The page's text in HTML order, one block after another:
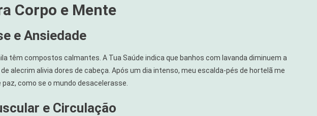
Corpo e Mente
e Ansiedade
têm compostos calmantes. A Tua Saúde indica que banhos com lavanda diminuem a
alecrim alivia dores de cabeça. Após um dia intenso, meu escalda-pés de hortelã me
como se o mundo desacelerasse.
e Circulação